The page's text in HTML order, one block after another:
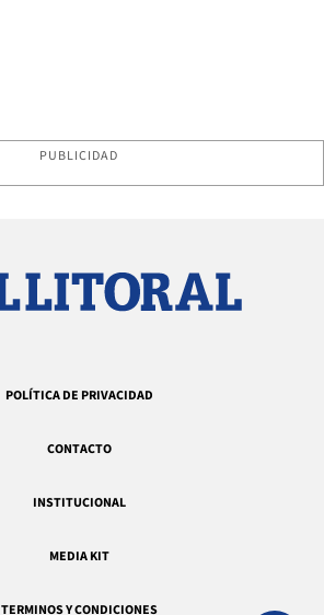
PUBLICIDAD
POLÍTICA DE PRIVACIDAD
CONTACTO
INSTITUCIONAL
MEDIA KIT
TERMINOS Y CONDICIONES